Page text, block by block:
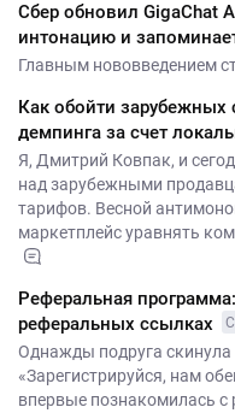
Сбер обновил GigaChat
интонацию и
Главным нововведением
Как обойти зарубежных
демпинга за счет
Я, Дмитрий Ковпак, и
над зарубежными
тарифов. Весной
маркетплейс уравнять
Реферальная
реферальных ссылках
Однажды подруга скинула
«Зарегистрируйся, нам
впервые познакомилась